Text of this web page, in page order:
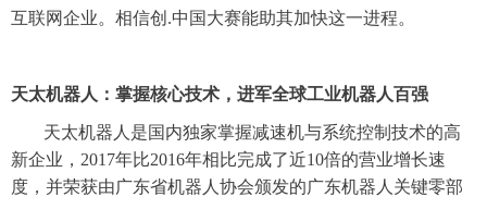
互联网企业。相信创.中国大赛能助其加快这一进程。
天太机器人：掌握核心技术，进军全球工业机器人百强
天太机器人是国内独家掌握减速机与系统控制技术的高
新企业， 2017年比2016年相比完成了近10倍的营业增长速
度，并荣获由广东省机器人协会颁发的广东机器人关键零部